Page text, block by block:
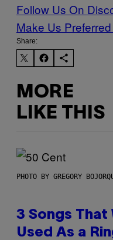
Follow Us On
Make Us
Share:
MORE
LIKE THIS
PHOTO BY GREGORY
3 Songs That
Used As a